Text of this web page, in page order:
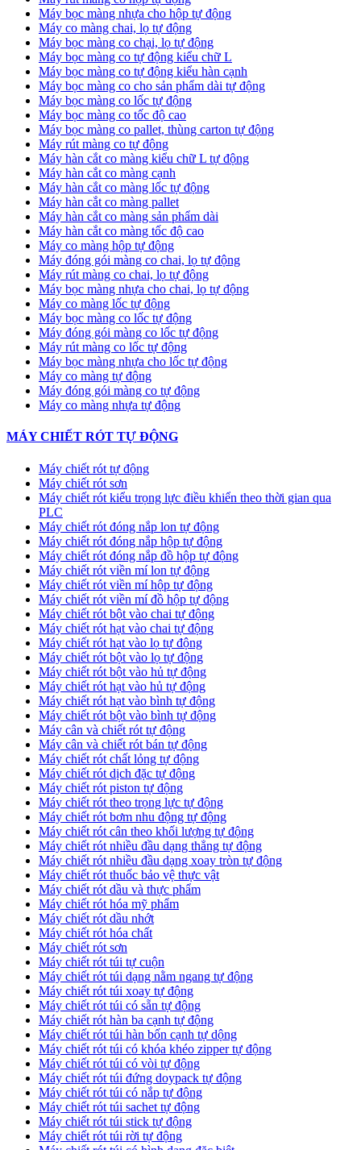
Máy bọc màng nhựa cho hộp tự động
Máy co màng chai, lọ tự động
Máy bọc màng co chại, lọ tự động
Máy bọc màng co tự động kiểu chữ L
Máy bọc màng co tự động kiểu hàn cạnh
Máy bọc màng co cho sản phẩm dài tự động
Máy bọc màng co lốc tự động
​Máy bọc màng co tốc độ cao
Máy bọc màng co pallet, thùng carton tự động
​Máy rút màng co tự động
​Máy hàn cắt co màng kiểu chữ L tự động
​Máy hàn cắt co màng cạnh
​Máy hàn cắt co màng lốc tự động
​Máy hàn cắt co màng pallet
​Máy hàn cắt co màng sản phẩm dài
​Máy hàn cắt co màng tốc độ cao
Máy co màng hộp tự động
Máy đóng gói màng co chai, lọ tự động
Máy rút màng co chai, lọ tự động
Máy bọc màng nhựa cho chai, lọ tự động
Máy co màng lốc tự động
Máy bọc màng co lốc tự động
Máy đóng gói màng co lốc tự động
Máy rút màng co lốc tự động
Máy bọc màng nhựa cho lốc tự động
Máy co màng tự động
Máy đóng gói màng co tự động
Máy co màng nhựa tự động
MÁY CHIẾT RÓT TỰ ĐỘNG
Máy chiết rót tự động
Máy chiết rót sơn
Máy chiết rót kiểu trọng lực điều khiển theo thời gian qua
PLC
Máy chiết rót đóng nắp lon tự động
Máy chiết rót đóng nắp hộp tự động
Máy chiết rót đóng nắp đồ hộp tự động
Máy chiết rót viền mí lon tự động
Máy chiết rót viền mí hộp tự động
Máy chiết rót viền mí đồ hộp tự động
Máy chiết rót bột vào chai tự động
Máy chiết rót hạt vào chai tự động
Máy chiết rót hạt vào lọ tự động
Máy chiết rót bột vào lọ tự động
Máy chiết rót bột vào hủ tự động
Máy chiết rót hạt vào hủ tự động
Máy chiết rót hạt vào bình tự động
Máy chiết rót bột vào bình tự động
Máy cân và chiết rót tự động
Máy cân và chiết rót bán tự động
​Máy chiết rót chất lỏng tự động
​Máy chiết rót dịch đặc tự động
Máy chiết rót piston tự động
Máy chiết rót theo trọng lực tự động
​Máy chiết rót bơm nhu động tự động
Máy chiết rót cân theo khối lượng tự động
​Máy chiết rót nhiều đầu dạng thẳng tự động
​Máy chiết rót nhiều đầu dạng xoay tròn tự động
Máy chiết rót thuốc bảo vệ thực vật
Máy chiết rót dầu và thực phẩm
Máy chiết rót hóa mỹ phẩm
Máy chiết rót dầu nhớt
Máy chiết rót hóa chất
Máy chiết rót sơn
Máy chiết rót túi tự cuộn
Máy chiết rót túi dạng nằm ngang tự động
Máy chiết rót túi xoay tự động
Máy chiết rót túi có sẵn tự động
Máy chiết rót hàn ba cạnh tự động
Máy chiết rót túi hàn bốn cạnh tự dộng
Máy chiết rót túi có khóa khéo zipper tự động
Máy chiết rót túi có vòi tự động
Máy chiết rót túi đứng doypack tự động
Máy chiết rót túi có nắp tự động
Máy chiết rót túi sachet tự động
Máy chiết rót túi stick tự động
Máy chiết rót túi rời tự động